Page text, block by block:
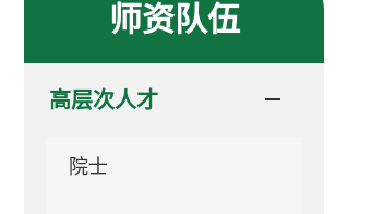
师资队伍
高层次人才
院士